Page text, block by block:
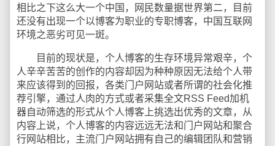
相比之下这么大一个中国，网民数量据世界第二，目前
还没有出现一个以博客为职业的专职博客，中国互联网
环境之恶劣可见一斑。
目前的现状是，个人博客的生存环境异常艰辛，个
人辛辛苦苦的创作的内容却因为种种原因无法给个人带
来应该得到的回报，各类门户网站或者所谓的社会化推
荐引擎，通过人肉的方式或者采集全文RSS Feed加机
器自动筛选的形式从个人博客上挑选出优秀的文章，从
内容上说，个人博客的内容远远无法和门户网站和聚合
行网站相比，主流门户网站拥有自己的编辑团队和营销